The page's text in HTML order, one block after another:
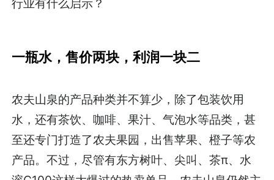
行业有什么启示？
一瓶水，售价两块，利润一块二
农夫山泉的产品种类并不算少，除了包装饮用
水，还有茶饮、咖啡、果汁、气泡水等品类，甚
至还专门打造了农夫果园，出售苹果、橙子等农
产品。不过，尽管有东方树叶、尖叫、茶π、水